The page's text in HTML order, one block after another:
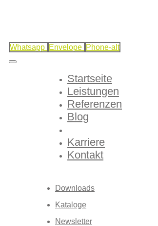
Whatsapp Envelope Phone-alt
Startseite
Leistungen
Referenzen
Blog
Karriere
Kontakt
Downloads
Kataloge
Newsletter